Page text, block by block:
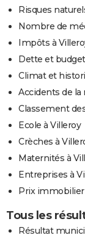
Risques
Nombre de
Impôts à
Dette et
Climat et
Accidents de la
Classement
Ecole à Villeroy
Crèches à
Maternités à
Entreprises à
Prix immobilier
Tous les
Résultat